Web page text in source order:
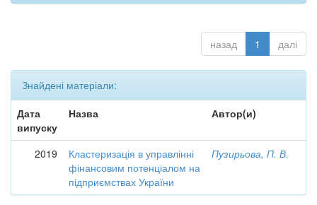
назад 1 далі
Знайдені матеріали:
Дата
випуску
Назва Автор(и)
2019
Кластеризація в управлінні
фінансовим потенціалом на
підприємствах України
Пузирьова, П. В.